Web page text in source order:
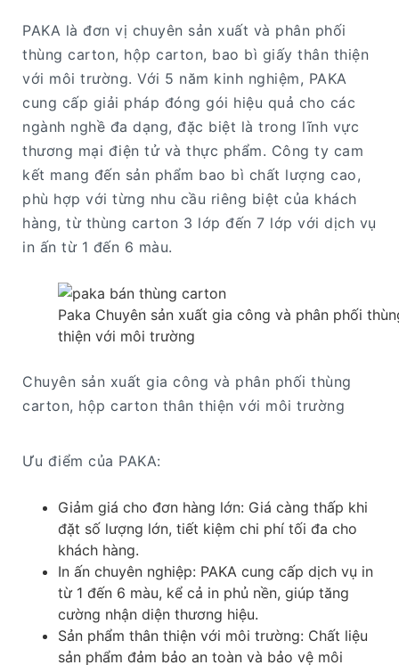
PAKA là đơn vị chuyên sản xuất và phân phối
thùng carton, hộp carton, bao bì giấy thân thiện
với môi trường. Với 5 năm kinh nghiệm, PAKA
cung cấp giải pháp đóng gói hiệu quả cho các
ngành nghề đa dạng, đặc biệt là trong lĩnh vực
thương mại điện tử và thực phẩm. Công ty cam
kết mang đến sản phẩm bao bì chất lượng cao,
phù hợp với từng nhu cầu riêng biệt của khách
hàng, từ thùng carton 3 lớp đến 7 lớp với dịch vụ
in ấn từ 1 đến 6 màu.
Paka Chuyên sản xuất gia công và phân phối
thiện với môi trường
Chuyên sản xuất gia công và phân phối thùng
carton, hộp carton thân thiện với môi trường
Ưu điểm của PAKA:
Giảm giá cho đơn hàng lớn: Giá càng thấp khi
đặt số lượng lớn, tiết kiệm chi phí tối đa cho
khách hàng.
In ấn chuyên nghiệp: PAKA cung cấp dịch vụ in
từ 1 đến 6 màu, kể cả in phủ nền, giúp tăng
cường nhận diện thương hiệu.
Sản phẩm thân thiện với môi trường: Chất liệu
sản phẩm đảm bảo an toàn và bảo vệ môi